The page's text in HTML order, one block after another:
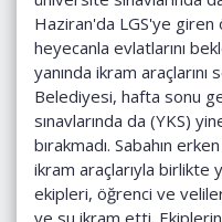
Haziran'da LGS'ye
heyecanla evlatlarını
yanında ikram
Belediyesi, hafta sonu
sınavlarında da (YKS)
bırakmadı. Sabahın
ikram araçlarıyla birlikte
ekipleri, öğrenci ve
ve su ikram etti. Ekiplerin